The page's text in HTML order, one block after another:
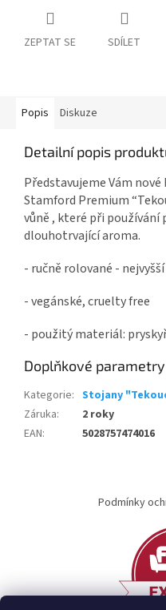
ZEPTAT SE SDÍLET
Popis Diskuze
Detailní popis
Představujeme Vám
Stamford Premium
vůně , které při
dlouhotrvající aroma.
- ručně rolované -
- vegánské, cruelty free
- použitý materiál:
Doplňkové parametry
Kategorie: Stojany
Záruka:
2 roky
EAN: 5028757474016
Podmínky